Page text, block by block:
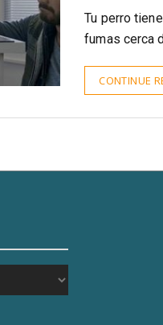
Tu perro
fumas cerca
CONTINUE